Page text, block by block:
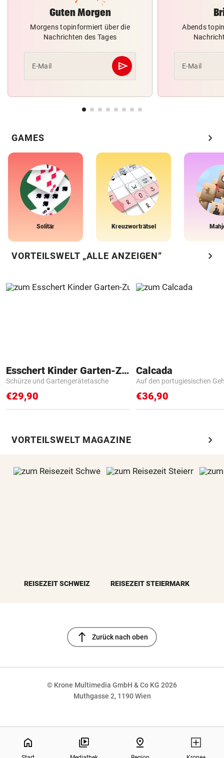
Guten Morgen
Morgens topinformiert über die
Nachrichten des Tages
E-Mail send
Abschicken
Abends
E-Mail
GAMES chevron_right
Solitär Kreuzworträtsel
VORTEILSWELT „ALLE ANZEIGEN“ chevron_right
Esschert Kinder Garten-Zubehör
Schürze und Gartengerätetasche
€29,90
Calcada
Auf den portugiesischen
€36,90
VORTEILSWELT MAGAZINE chevron_right
REISEZEIT SCHWEIZ REISEZEIT STEIERMARK
north Zurück nach oben
© Krone Multimedia GmbH & Co KG 2026
Muthgasse 2, 1190 Wien
home pin_drop
NaN%